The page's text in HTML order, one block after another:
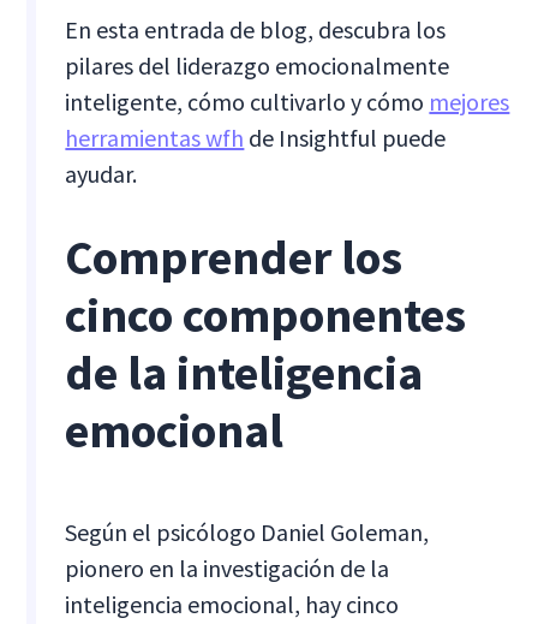
En esta entrada de blog, descubra los
pilares del liderazgo emocionalmente
inteligente, cómo cultivarlo y cómo mejores
herramientas wfh de Insightful puede
ayudar.
Comprender los
cinco componentes
de la inteligencia
emocional
Según el psicólogo Daniel Goleman,
pionero en la investigación de la
inteligencia emocional, hay cinco